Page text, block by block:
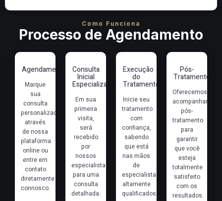
Como Funciona
Processo de Agendamento
Agendamento
Marque
sua
consulta
personalizada
através
de nossa
plataforma
online ou
entre em
contato
diretamente
connosco.
Consulta
Inicial
Especializada
Em sua
primeira
visita,
será
recebido
por
nossos
especialistas
para uma
consulta
detalhada.
Execução
do
Tratamento
Inicie seu
tratamento
com
confiança,
sabendo
que está
nas mãos
de
especialistas
altamente
qualificados.
Pós-
Tratamento
Oferecemos
pós-
tratamento
para
garantir
que você
esteja
totalmente
satisfeito
com os
resultados.